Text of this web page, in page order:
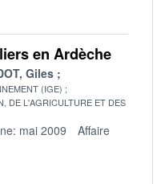
en Ardèche
Giles
(IGE)
DE L'AGRICULTURE ET DES
mai 2009
Affaire